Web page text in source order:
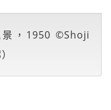
，1950 ©Shoji